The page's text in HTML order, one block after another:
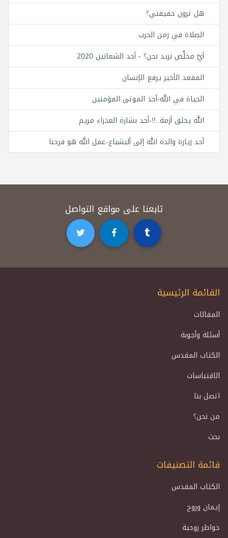
هل ترون حقيقتي؟
الصلاة في زمن الحرب
أيَّ مخلِّص نريد نحن؟ - أحد الشعانين 2020
المقعد الأخير يرفع الإنسان
الحياة في الله-أحد الموتى المؤمنين
الله يخلق أزمة..!!-أحد بشارة العذراء مريم
أحد زيارة والدة الله إلى أليشباع-عمل الله هو فرحنا
تابعنا على مواقع التواصل
القائمة الرئيسية
المقالات
أسئلة وأجوبة
الكتاب المقدس
الاقتباسات
اتصل بنا
من نحن؟
بحث
قائمة التصنيفات
الكتاب المقدس
إيمان وروح
خواطر روحية